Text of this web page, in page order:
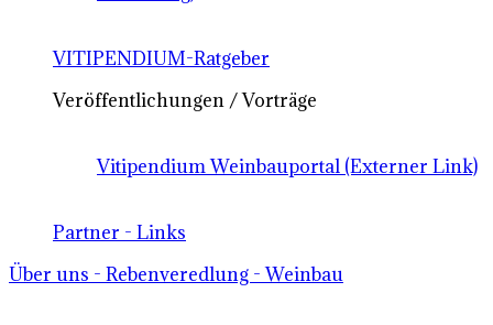
VITIPENDIUM-Ratgeber
Veröffentlichungen / Vorträge
Vitipendium Weinbauportal (Externer Link)
Partner - Links
Über uns - Rebenveredlung - Weinbau